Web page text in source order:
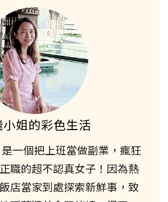
姐的彩色生活
一個把上班當做副業，瘋狂
職的超不認真女子！因為熱
店當家到處探索新鮮事，致